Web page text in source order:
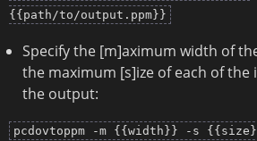
{{path/to/output.ppm}}
Specify the [m]aximum width of
the maximum [s]ize of each of the
the output:
pcdovtoppm -m {{width}} -s